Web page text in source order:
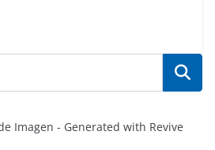
Imagen - Generated with Revive